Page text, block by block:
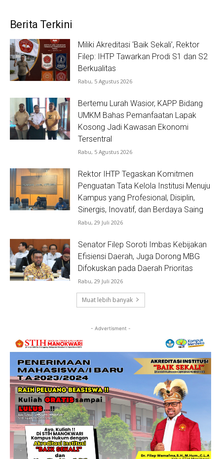
Berita Terkini
Miliki Akreditasi ‘Baik Sekali’, Rektor
Filep: IHTP Tawarkan Prodi S1 dan S2
Berkualitas
Rabu, 5 Agustus 2026
Bertemu Lurah Wasior, KAPP Bidang
UMKM Bahas Pemanfaatan Lapak
Kosong Jadi Kawasan Ekonomi
Tersentral
Rabu, 5 Agustus 2026
Rektor IHTP Tegaskan Komitmen
Penguatan Tata Kelola Institusi Menuju
Kampus yang Profesional, Disiplin,
Sinergis, Inovatif, dan Berdaya Saing
Rabu, 29 Juli 2026
Senator Filep Soroti Imbas Kebijakan
Efisiensi Daerah, Juga Dorong MBG
Difokuskan pada Daerah Prioritas
Rabu, 29 Juli 2026
Muat lebih banyak
- Advertisment -